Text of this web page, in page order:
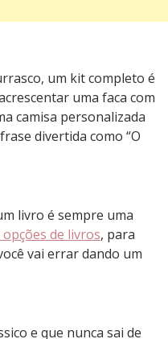
um kit completo é
uma faca com
camisa personalizada
divertida como “O
livro é sempre uma
de livros, para
vai errar dando um
e que nunca sai de